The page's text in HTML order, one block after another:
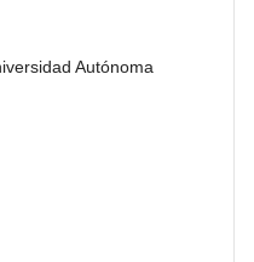
Autónoma